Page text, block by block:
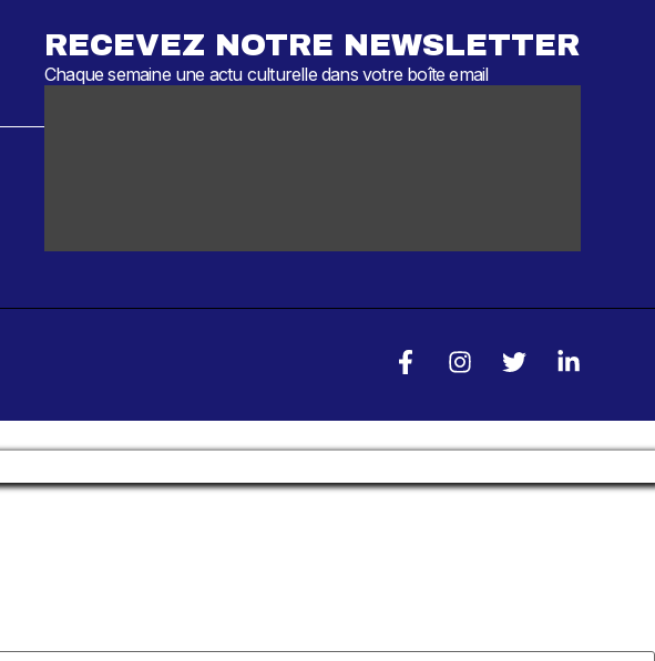
RECEVEZ NOTRE NEWSLETTER
Chaque semaine une actu culturelle dans votre boîte email